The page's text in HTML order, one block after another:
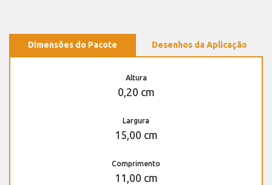
Dimensões do Pacote Desenhos da Aplicação
Altura
0,20 cm
Largura
15,00 cm
Comprimento
11,00 cm